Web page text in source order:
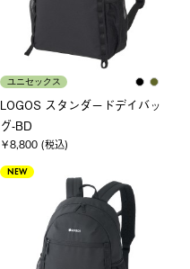
ユニセックス
LOGOS スタンダードデイバッ
グ-BD
￥8,800 (税込)
NEW